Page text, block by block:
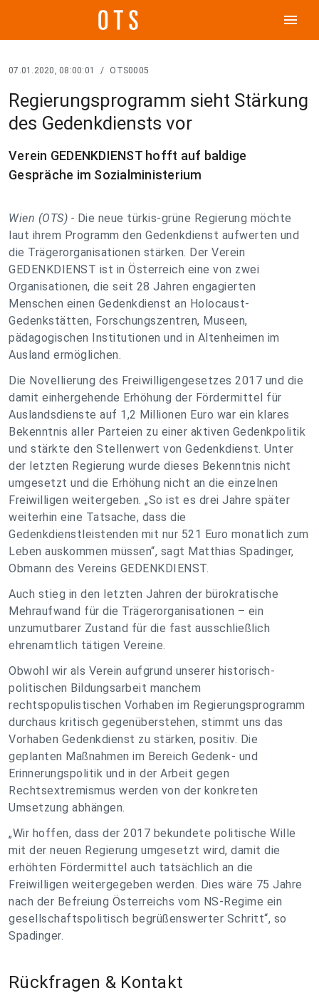
menu
07.01.2020, 08:00:01 / OTS0005
Regierungsprogramm sieht Stärkung
des Gedenkdiensts vor
Verein GEDENKDIENST hofft auf baldige
Gespräche im Sozialministerium
Wien (OTS) - Die neue türkis-grüne Regierung möchte
laut ihrem Programm den Gedenkdienst aufwerten und
die Trägerorganisationen stärken. Der Verein
GEDENKDIENST ist in Österreich eine von zwei
Organisationen, die seit 28 Jahren engagierten
Menschen einen Gedenkdienst an Holocaust-
Gedenkstätten, Forschungszentren, Museen,
pädagogischen Institutionen und in Altenheimen im
Ausland ermöglichen.
Die Novellierung des Freiwilligengesetzes 2017 und die
damit einhergehende Erhöhung der Fördermittel für
Auslandsdienste auf 1,2 Millionen Euro war ein klares
Bekenntnis aller Parteien zu einer aktiven Gedenkpolitik
und stärkte den Stellenwert von Gedenkdienst. Unter
der letzten Regierung wurde dieses Bekenntnis nicht
umgesetzt und die Erhöhung nicht an die einzelnen
Freiwilligen weitergeben. „So ist es drei Jahre später
weiterhin eine Tatsache, dass die
Gedenkdienstleistenden mit nur 521 Euro monatlich zum
Leben auskommen müssen“, sagt Matthias Spadinger,
Obmann des Vereins GEDENKDIENST.
Auch stieg in den letzten Jahren der bürokratische
Mehraufwand für die Trägerorganisationen – ein
unzumutbarer Zustand für die fast ausschließlich
ehrenamtlich tätigen Vereine.
Obwohl wir als Verein aufgrund unserer historisch-
politischen Bildungsarbeit manchem
rechtspopulistischen Vorhaben im Regierungsprogramm
durchaus kritisch gegenüberstehen, stimmt uns das
Vorhaben Gedenkdienst zu stärken, positiv. Die
geplanten Maßnahmen im Bereich Gedenk- und
Erinnerungspolitik und in der Arbeit gegen
Rechtsextremismus werden von der konkreten
Umsetzung abhängen.
„Wir hoffen, dass der 2017 bekundete politische Wille
mit der neuen Regierung umgesetzt wird, damit die
erhöhten Fördermittel auch tatsächlich an die
Freiwilligen weitergegeben werden. Dies wäre 75 Jahre
nach der Befreiung Österreichs vom NS-Regime ein
gesellschaftspolitisch begrüßenswerter Schritt“, so
Spadinger.
Rückfragen & Kontakt